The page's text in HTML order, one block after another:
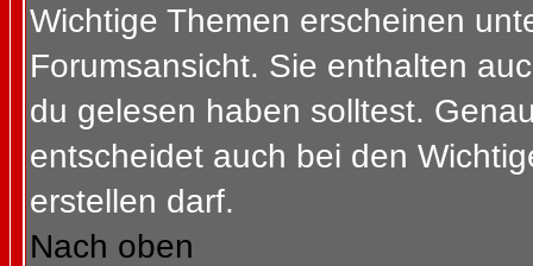
Wichtige Themen erscheinen
Forumsansicht. Sie enthalten
du gelesen haben solltest.
entscheidet auch bei den
erstellen darf.
Nach oben